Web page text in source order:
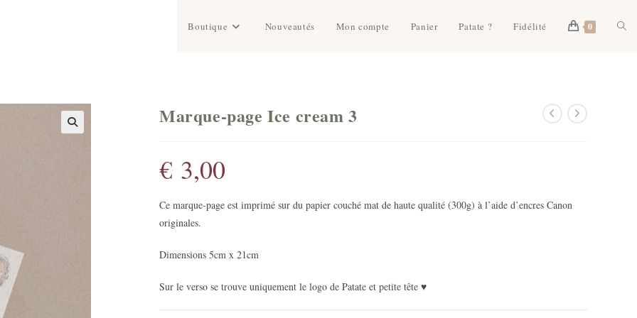
Boutique Nouveautés Mon compte Panier Patate ? Fidélité 0
Marque-page Ice cream 3
€ 3,00
Ce marque-page est imprimé sur du papier couché mat de haute qualité (300g) à l’aide d’encres Canon
originales.
Dimensions 5cm x 21cm
Sur le verso se trouve uniquement le logo de Patate et petite tête ♥